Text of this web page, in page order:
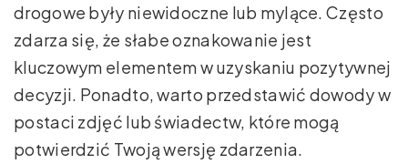
drogowe były niewidoczne lub mylące. Często
zdarza się, że słabe oznakowanie jest
kluczowym elementem w uzyskaniu pozytywnej
decyzji. Ponadto, warto przedstawić dowody w
postaci zdjęć lub świadectw, które mogą
potwierdzić Twoją wersję zdarzenia.